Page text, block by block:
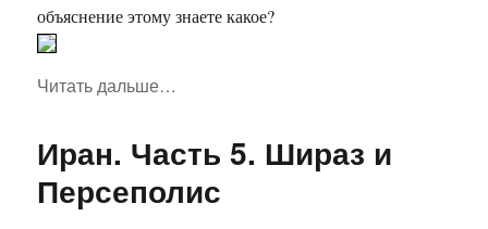
объяснение этому знаете какое?
Читать дальше«Иран. Часть 6. Йезд, Херанек и
…
Иран. Часть 5. Шираз и
Персеполис